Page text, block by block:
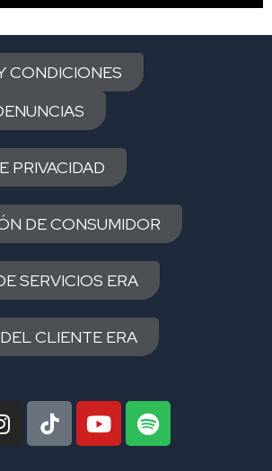
CONDICIONES
PRIVACIDAD
DE CONSUMIDOR
SERVICIOS ERA
CLIENTE ERA
Y
o
S
p